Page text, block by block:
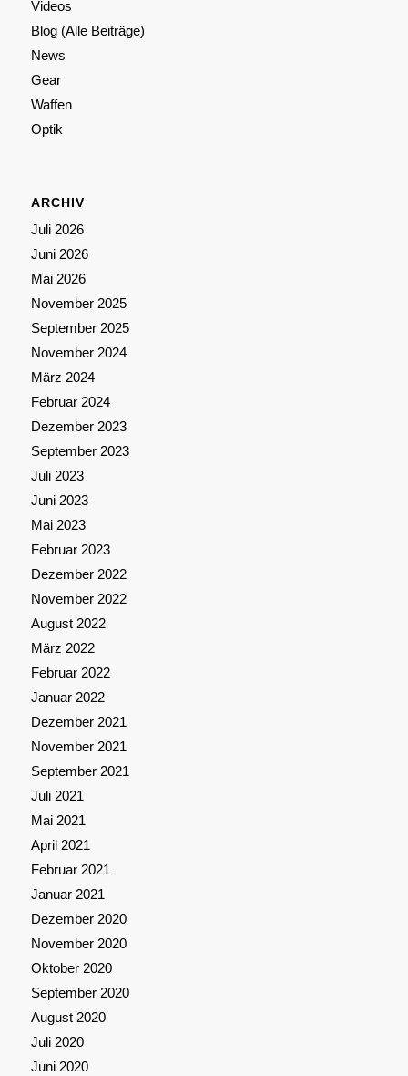
Videos
Blog (Alle Beiträge)
News
Gear
Waffen
Optik
ARCHIV
Juli 2026
Juni 2026
Mai 2026
November 2025
September 2025
November 2024
März 2024
Februar 2024
Dezember 2023
September 2023
Juli 2023
Juni 2023
Mai 2023
Februar 2023
Dezember 2022
November 2022
August 2022
März 2022
Februar 2022
Januar 2022
Dezember 2021
November 2021
September 2021
Juli 2021
Mai 2021
April 2021
Februar 2021
Januar 2021
Dezember 2020
November 2020
Oktober 2020
September 2020
August 2020
Juli 2020
Juni 2020